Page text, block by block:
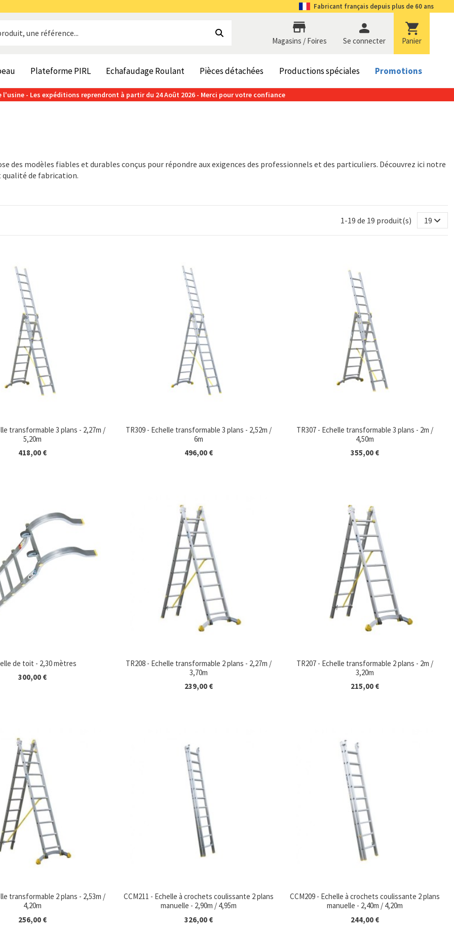
Fabricant français depuis plus de 60 ans
Magasins / Foires se connecter Panier
Plateforme PIRL Echafaudage Roulant Pièces détachées Productions spéciales Promotions
l'usine - Les expéditions reprendront à partir du 24 Août 2026 - Merci pour votre confiance
des modèles fiables et durables conçus pour répondre aux exigences des professionnels et des particuliers. Découvrez ici notre
de fabrication.
1-19 de 19 produit(s) 19
transformable 3 plans - 2,27m /
5,20m
418,00 €
TR309 - Echelle transformable 3 plans - 2,52m /
6m
496,00 €
TR307 - Echelle transformable 3 plans - 2m /
4,50m
355,00 €
de toit - 2,30 mètres
300,00 €
TR208 - Echelle transformable 2 plans - 2,27m /
3,70m
239,00 €
TR207 - Echelle transformable 2 plans - 2m /
3,20m
215,00 €
transformable 2 plans - 2,53m /
4,20m
256,00 €
CCM211 - Echelle à crochets coulissante 2 plans
manuelle - 2,90m / 4,95m
326,00 €
CCM209 - Echelle à crochets coulissante 2 plans
manuelle - 2,40m / 4,20m
244,00 €